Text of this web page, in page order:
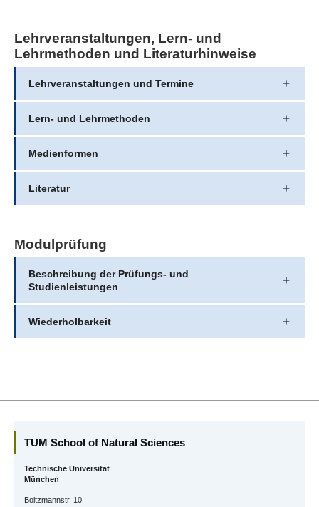
Lehrveranstaltungen, Lern- und
Lehrmethoden und Literaturhinweise
Lehrveranstaltungen und Termine
Lern- und Lehrmethoden
Medienformen
Literatur
Modulprüfung
Beschreibung der Prüfungs- und
Studienleistungen
Wiederholbarkeit
TUM School of Natural Sciences
Technische Universität
München
Boltzmannstr. 10